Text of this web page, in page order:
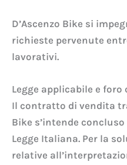
D’Ascenzo Bike si
richieste pervenute
lavorativi.
Legge applicabile e foro
Il contratto di vendita
Bike s’intende
Legge Italiana. Per la
relative